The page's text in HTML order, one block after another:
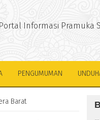
Informasi Pramuka
PENGUMUMAN
Barat